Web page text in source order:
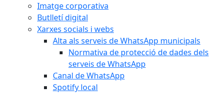
Imatge corporativa
Butlletí digital
Xarxes socials i webs
Alta als serveis de WhatsApp municipals
Normativa de protecció de dades dels
serveis de WhatsApp
Canal de WhatsApp
Spotify local